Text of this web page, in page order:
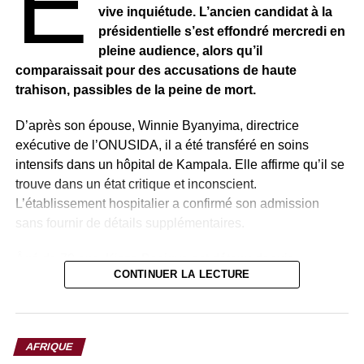
Depuis avril 2023, le conflit entre les SAF et les RSF a
causé des dizaines de milliers de morts et entraîné le
déplacement de millions de personnes. Selon
l’Organisation des Nations unies, près de 33,7 millions de
année, illustrant l’ampleur de la crise.
vive inquiétude. L’ancien candidat à la
présidentielle s’est effondré mercredi en
pleine audience, alors qu’il
comparaissait pour des accusations de haute
trahison, passibles de la peine de mort.
D’après son épouse, Winnie Byanyima, directrice
exécutive de l’ONUSIDA, il a été transféré en soins
intensifs dans un hôpital de Kampala. Elle affirme qu’il se
trouve dans un état critique et inconscient.
L’établissement hospitalier a confirmé son admission
sans fournir de détails supplémentaires.
Âgé de 70 ans, Kizza Besigye est détenu depuis
plusieurs mois. Ancien médecin personnel du président
comme l’une des principales figures de l’opposition,
dénonçant régulièrement les dérives autoritaires du
régime.
CONTINUER LA LECTURE
AFRIQUE